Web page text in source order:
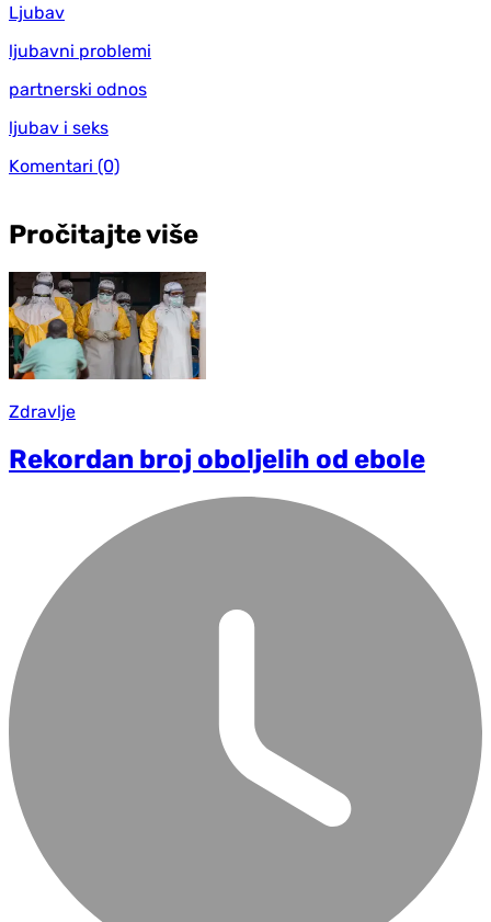
Ljubav
ljubavni problemi
partnerski odnos
ljubav i seks
Komentari (0)
Pročitajte više
Zdravlje
Rekordan broj oboljelih od ebole